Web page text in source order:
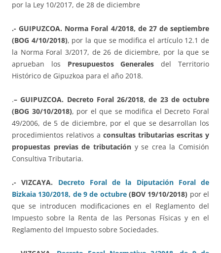
por la Ley 10/2017, de 28 de diciembre
.- GUIPUZCOA. Norma Foral 4/2018, de 27 de septiembre
(BOG 4/10/2018), por la que se modifica el artículo 12.1 de
la Norma Foral 3/2017, de 26 de diciembre, por la que se
aprueban los Presupuestos Generalesdel Territorio
Histórico de Gipuzkoa para el año 2018.
.– GUIPUZCOA. Decreto Foral 26/2018, de 23 de octubre
(BOG 30/10/2018), por el que se modifica el Decreto Foral
49/2006, de 5 de diciembre, por el que se desarrollan los
procedimientos relativos a consultas tributarias escritas y
propuestas previas de tributación y se crea la Comisión
Consultiva Tributaria.
.- VIZCAYA. Decreto Foral de la Diputación Foral de
Bizkaia 130/2018, de 9 de octubre(BOV 19/10/2018) por el
que se introducen modificaciones en el Reglamento del
Impuesto sobre la Renta de las Personas Físicas y en el
Reglamento del Impuesto sobre Sociedades.